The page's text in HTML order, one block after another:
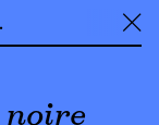
╳
noire